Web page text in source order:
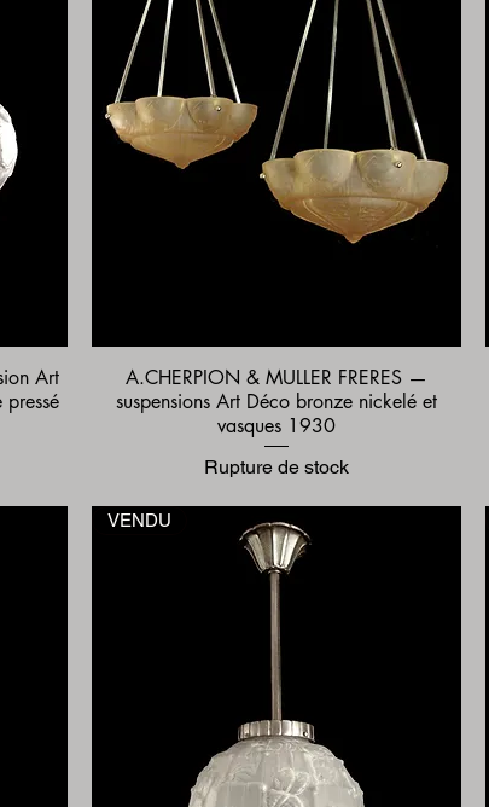
Art
Aperçu rapide
A.CHERPION & MULLER FRERES —
suspensions Art Déco bronze nickelé et
vasques 1930
Rupture de stock
VENDU